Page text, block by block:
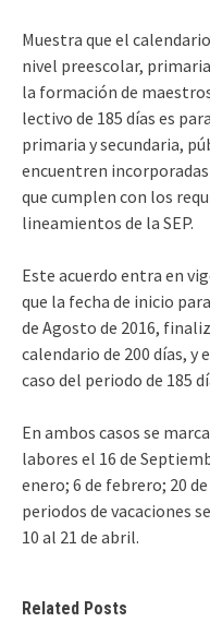
Muestra que el
nivel preescolar,
la formación de
lectivo de 185 días es
primaria y secundaria,
encuentren
que cumplen con los
lineamientos de la SEP.
Este acuerdo entra en
que la fecha de inicio
de Agosto de 2016,
calendario de 200 días, y
caso del periodo de 185
En ambos casos se
labores el 16 de
enero; 6 de febrero; 20
periodos de vacaciones
10 al 21 de abril.
Related Posts